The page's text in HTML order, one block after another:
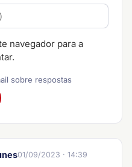
navegador para a
sobre respostas
01/09/2023 · 14:39